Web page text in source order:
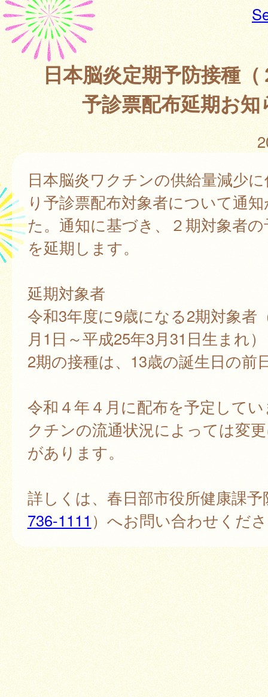
日本脳炎定期予防接種（
予診票配布延期お知
日本脳炎ワクチンの供給量減少
り予診票配布対象者について通
た。通知に基づき、２期対象者
を延期します。
延期対象者
令和3年度に9歳になる2期対象者
月1日～平成25年3月31日生まれ）
2期の接種は、13歳の誕生日の前
令和４年４月に配布を予定して
クチンの流通状況によっては変
があります。
詳しくは、春日部市役所健康課予
736-1111 ）へお問い合わせくだ